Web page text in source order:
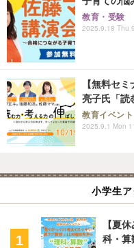
教育・受験
2025.9.18 Thu
【無料セ
亮子氏「読
教育イベント
2025.9.1 Mon
小学生
【夏
科・算